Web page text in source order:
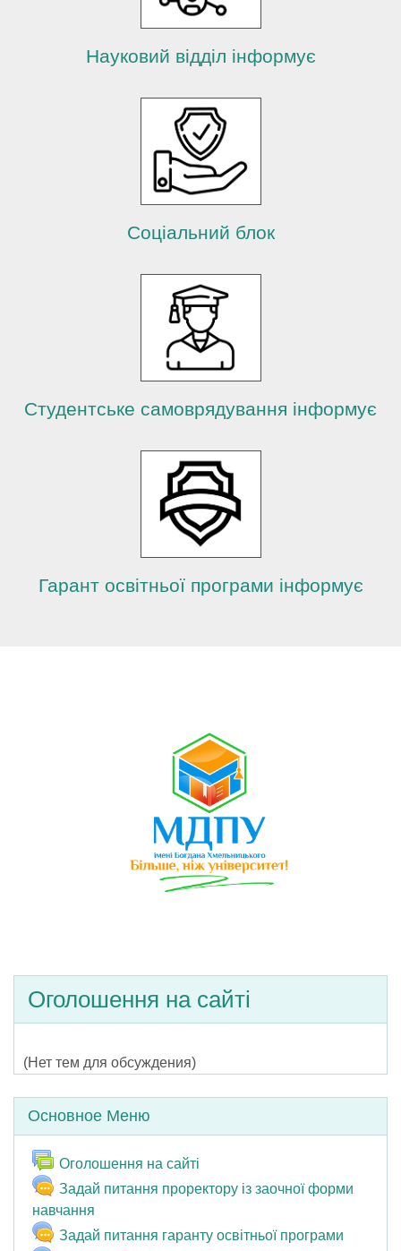
Науковий відділ інформує
Соціальний блок
Студентське самоврядування інформує
Гарант освітньої програми інформує
Оголошення на сайті
(Нет тем для обсуждения)
Основное Меню
Оголошення на сайті
Задай питання проректору із заочної форми
навчання
Задай питання гаранту освітньої програми